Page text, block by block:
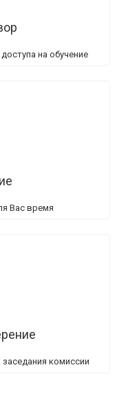
на обучение
Вас время
комиссии